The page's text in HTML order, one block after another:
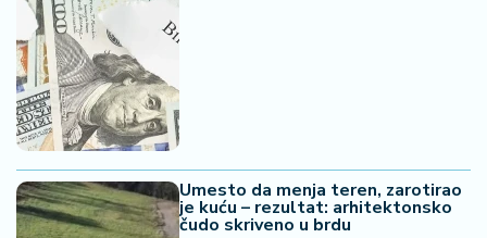
Umesto da menja teren, zarotirao
je kuću – rezultat: arhitektonsko
čudo skriveno u brdu